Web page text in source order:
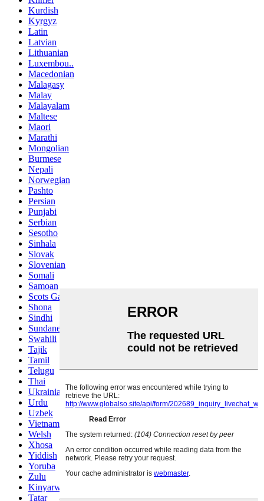
Kurdish
Kyrgyz
Latin
Latvian
Lithuanian
Luxembou..
Macedonian
Malagasy
Malay
Malayalam
Maltese
Maori
Marathi
Mongolian
Burmese
Nepali
Norwegian
Pashto
Persian
Punjabi
Serbian
Sesotho
Sinhala
Slovak
Slovenian
Somali
Samoan
Scots Gaelic
Shona
Sindhi
Sundanese
Swahili
Tajik
Tamil
Telugu
Thai
Ukrainian
Urdu
Uzbek
Vietnamese
Welsh
Xhosa
Yiddish
Yoruba
Zulu
Kinyarwanda
Tatar